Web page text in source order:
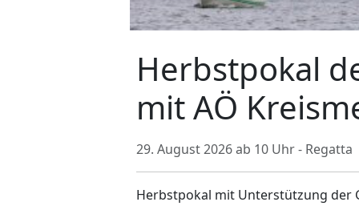
Herbstpokal
mit AÖ
29. August 2026 ab 10 Uhr - Regatta
Herbstpokal mit Unterstützung der